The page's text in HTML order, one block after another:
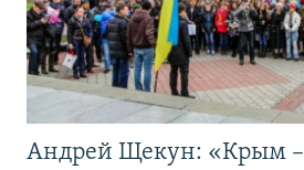
Андрей Щекун: «Крым –